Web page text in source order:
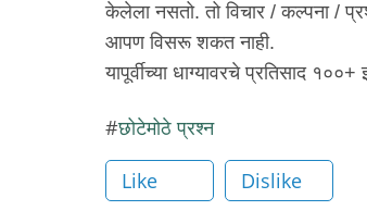
केलेला नसतो. तो विचार / कल्पना /
आपण विसरू शकत नाही.
यापूर्वीच्या धाग्यावरचे प्रतिसाद
छोटेमोठे प्रश्न
Like Dislike